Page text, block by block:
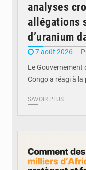
analyses
allégations
d’uranium
7 août 2026
Le Gouvernement
Congo a réagi à
SAVOIR PLUS